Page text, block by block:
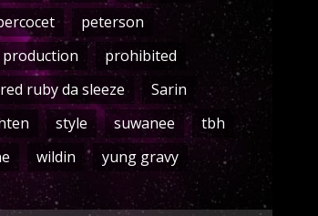
peterson
production
prohibited
red ruby da sleeze
Sarin
style suwanee
tbh
wildin yung gravy